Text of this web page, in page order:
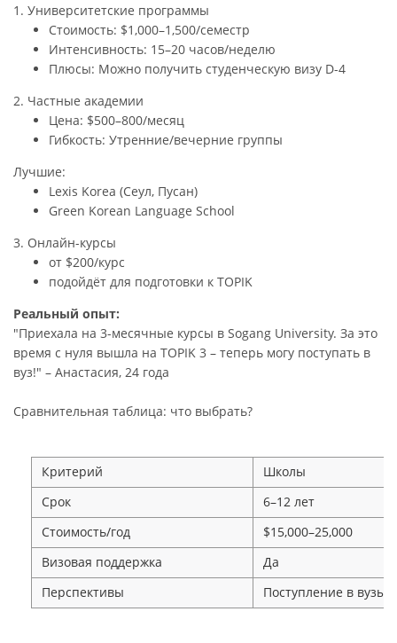
1. Университетские программы
Стоимость: $1,000–1,500/семестр
Интенсивность: 15–20 часов/неделю
Плюсы: Можно получить студенческую визу D-4
2. Частные академии
Цена: $500–800/месяц
Гибкость: Утренние/вечерние группы
Лучшие:
Lexis Korea (Сеул, Пусан)
Green Korean Language School
3. Онлайн-курсы
от $200/курс
подойдёт для подготовки к TOPIK
Реальный опыт:
"Приехала на 3-месячные курсы в Sogang University. За это
время с нуля вышла на TOPIK 3 – теперь могу поступать в
вуз!" – Анастасия, 24 года
Сравнительная таблица: что выбрать?
Критерий
Школы
Срок
6–12 лет
Стоимость/год
$15,000–25,000
Визовая поддержка
Да
Перспективы
Поступление в вузы